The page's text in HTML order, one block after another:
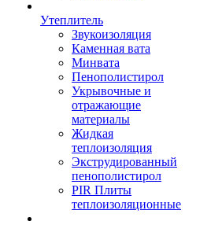
Утеплитель
Звукоизоляция
Каменная вата
Минвата
Пенополистирол
Укрывочные и
отражающие
материалы
Жидкая
теплоизоляция
Экструдированный
пенополистирол
PIR Плиты
теплоизоляционные